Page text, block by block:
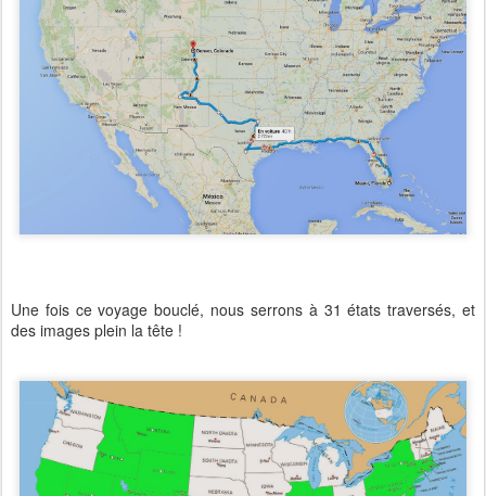
Une fois ce voyage bouclé, nous serrons à 31 états traversés, et
des images plein la tête !